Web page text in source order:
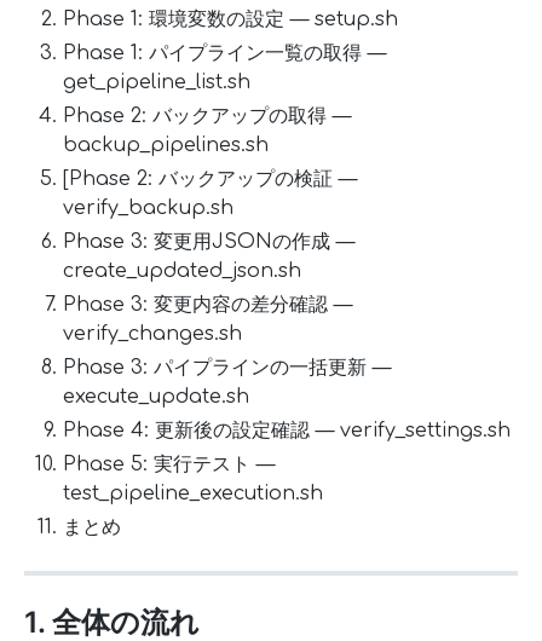
Phase 1: 環境変数の設定 — setup.sh
Phase 1: パイプライン一覧の取得 —
get_pipeline_list.sh
Phase 2: バックアップの取得 —
backup_pipelines.sh
[Phase 2: バックアップの検証 —
verify_backup.sh
Phase 3: 変更用JSONの作成 —
create_updated_json.sh
Phase 3: 変更内容の差分確認 —
verify_changes.sh
Phase 3: パイプラインの一括更新 —
execute_update.sh
Phase 4: 更新後の設定確認 — verify_settings.sh
Phase 5: 実行テスト —
test_pipeline_execution.sh
まとめ
1. 全体の流れ